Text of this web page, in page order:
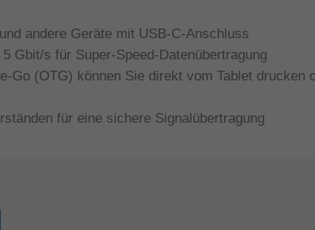
andere Geräte mit USB-C-Anschluss
Gbit/s für Super-Speed-Datenübertragung
Go (OTG) können Sie direkt vom Tablet drucken
für eine sichere Signalübertragung